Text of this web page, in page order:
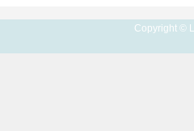
Copyright ©